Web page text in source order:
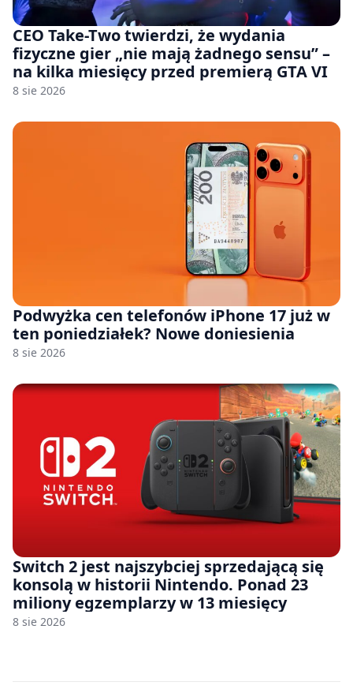
CEO Take-Two twierdzi, że wydania
fizyczne gier „nie mają żadnego sensu” –
na kilka miesięcy przed premierą GTA VI
8 sie 2026
Podwyżka cen telefonów iPhone 17 już w
ten poniedziałek? Nowe doniesienia
8 sie 2026
Switch 2 jest najszybciej sprzedającą się
konsolą w historii Nintendo. Ponad 23
miliony egzemplarzy w 13 miesięcy
8 sie 2026